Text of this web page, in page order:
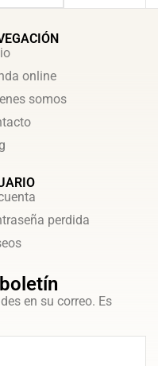
online
somos
perdida
en su correo. Es